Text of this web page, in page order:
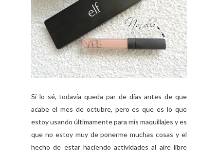
Sí lo sé, todavía queda par de días antes de que
acabe el mes de octubre, pero es que es lo que
estoy usando últimamente para mis maquillajes y es
que no estoy muy de ponerme muchas cosas y el
hecho de estar haciendo actividades al aire libre